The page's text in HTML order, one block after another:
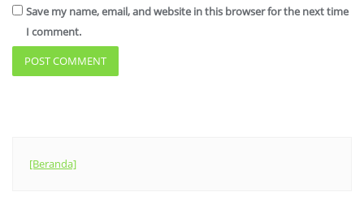
Save my name, email, and website in this browser for the next time
I comment.
[Beranda]